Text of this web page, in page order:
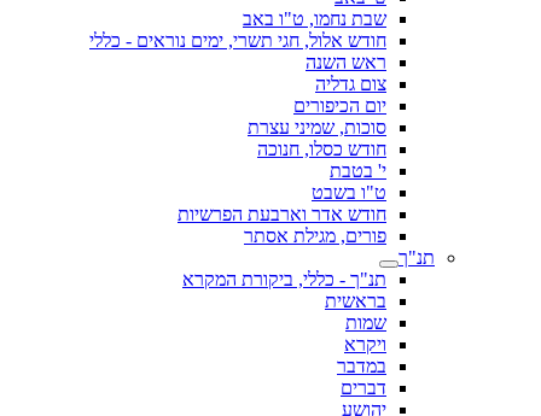
שבת נחמו, ט"ו באב
חודש אלול, חגי תשרי, ימים נוראים - כללי
ראש השנה
צום גדליה
יום הכיפורים
סוכות, שמיני עצרת
חודש כסלו, חנוכה
י' בטבת
ט"ו בשבט
חודש אדר וארבעת הפרשיות
פורים, מגילת אסתר
תנ"ך
תנ"ך - כללי, ביקורת המקרא
בראשית
שמות
ויקרא
במדבר
דברים
יהושע